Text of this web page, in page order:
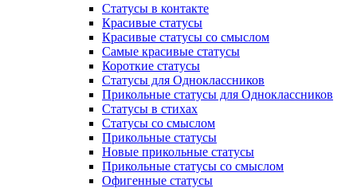
Статусы в контакте
Красивые статусы
Красивые статусы со смыслом
Самые красивые статусы
Короткие статусы
Статусы для Одноклассников
Прикольные статусы для Одноклассников
Статусы в стихах
Статусы со смыслом
Прикольные статусы
Новые прикольные статусы
Прикольные статусы со смыслом
Офигенные статусы